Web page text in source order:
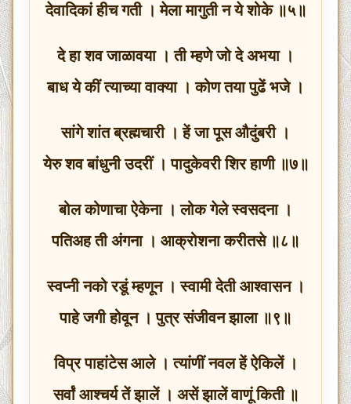
देवादिकां हीच गती । मेला मागुती न ये शोके ॥५॥
दे हा शव जाळावया । ती म्हणे जो दे अभया ।
बाध ये कीं त्याच्या वाक्या । कोण तया पुढें भजे ।
सांगे शांत ब्रह्मचारी । हें जा पूस औदुंबरी ।
येरु शव बांधुनी उदरीं । पादुकेवरी शिर हाणी ॥७॥
बोल कोणाचा ऐकेना । लोक गेले स्वसदना ।
पतिअह ती अंगना । आक्रोशना करीतसे ॥८॥
स्वप्नी नको रडूं म्हणून । स्वामी देती आश्वासन ।
पाहे जगी होवून । पुत्र संजीवन झाला ॥९॥
विप्र पाहांटेस आले । त्यांणीं नवल हें ऐकिलें ।
सर्वां आश्चर्य तें झालें । असें झालें वाणूं किती ॥